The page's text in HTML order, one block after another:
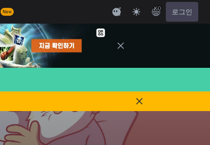
New
KO 로그인